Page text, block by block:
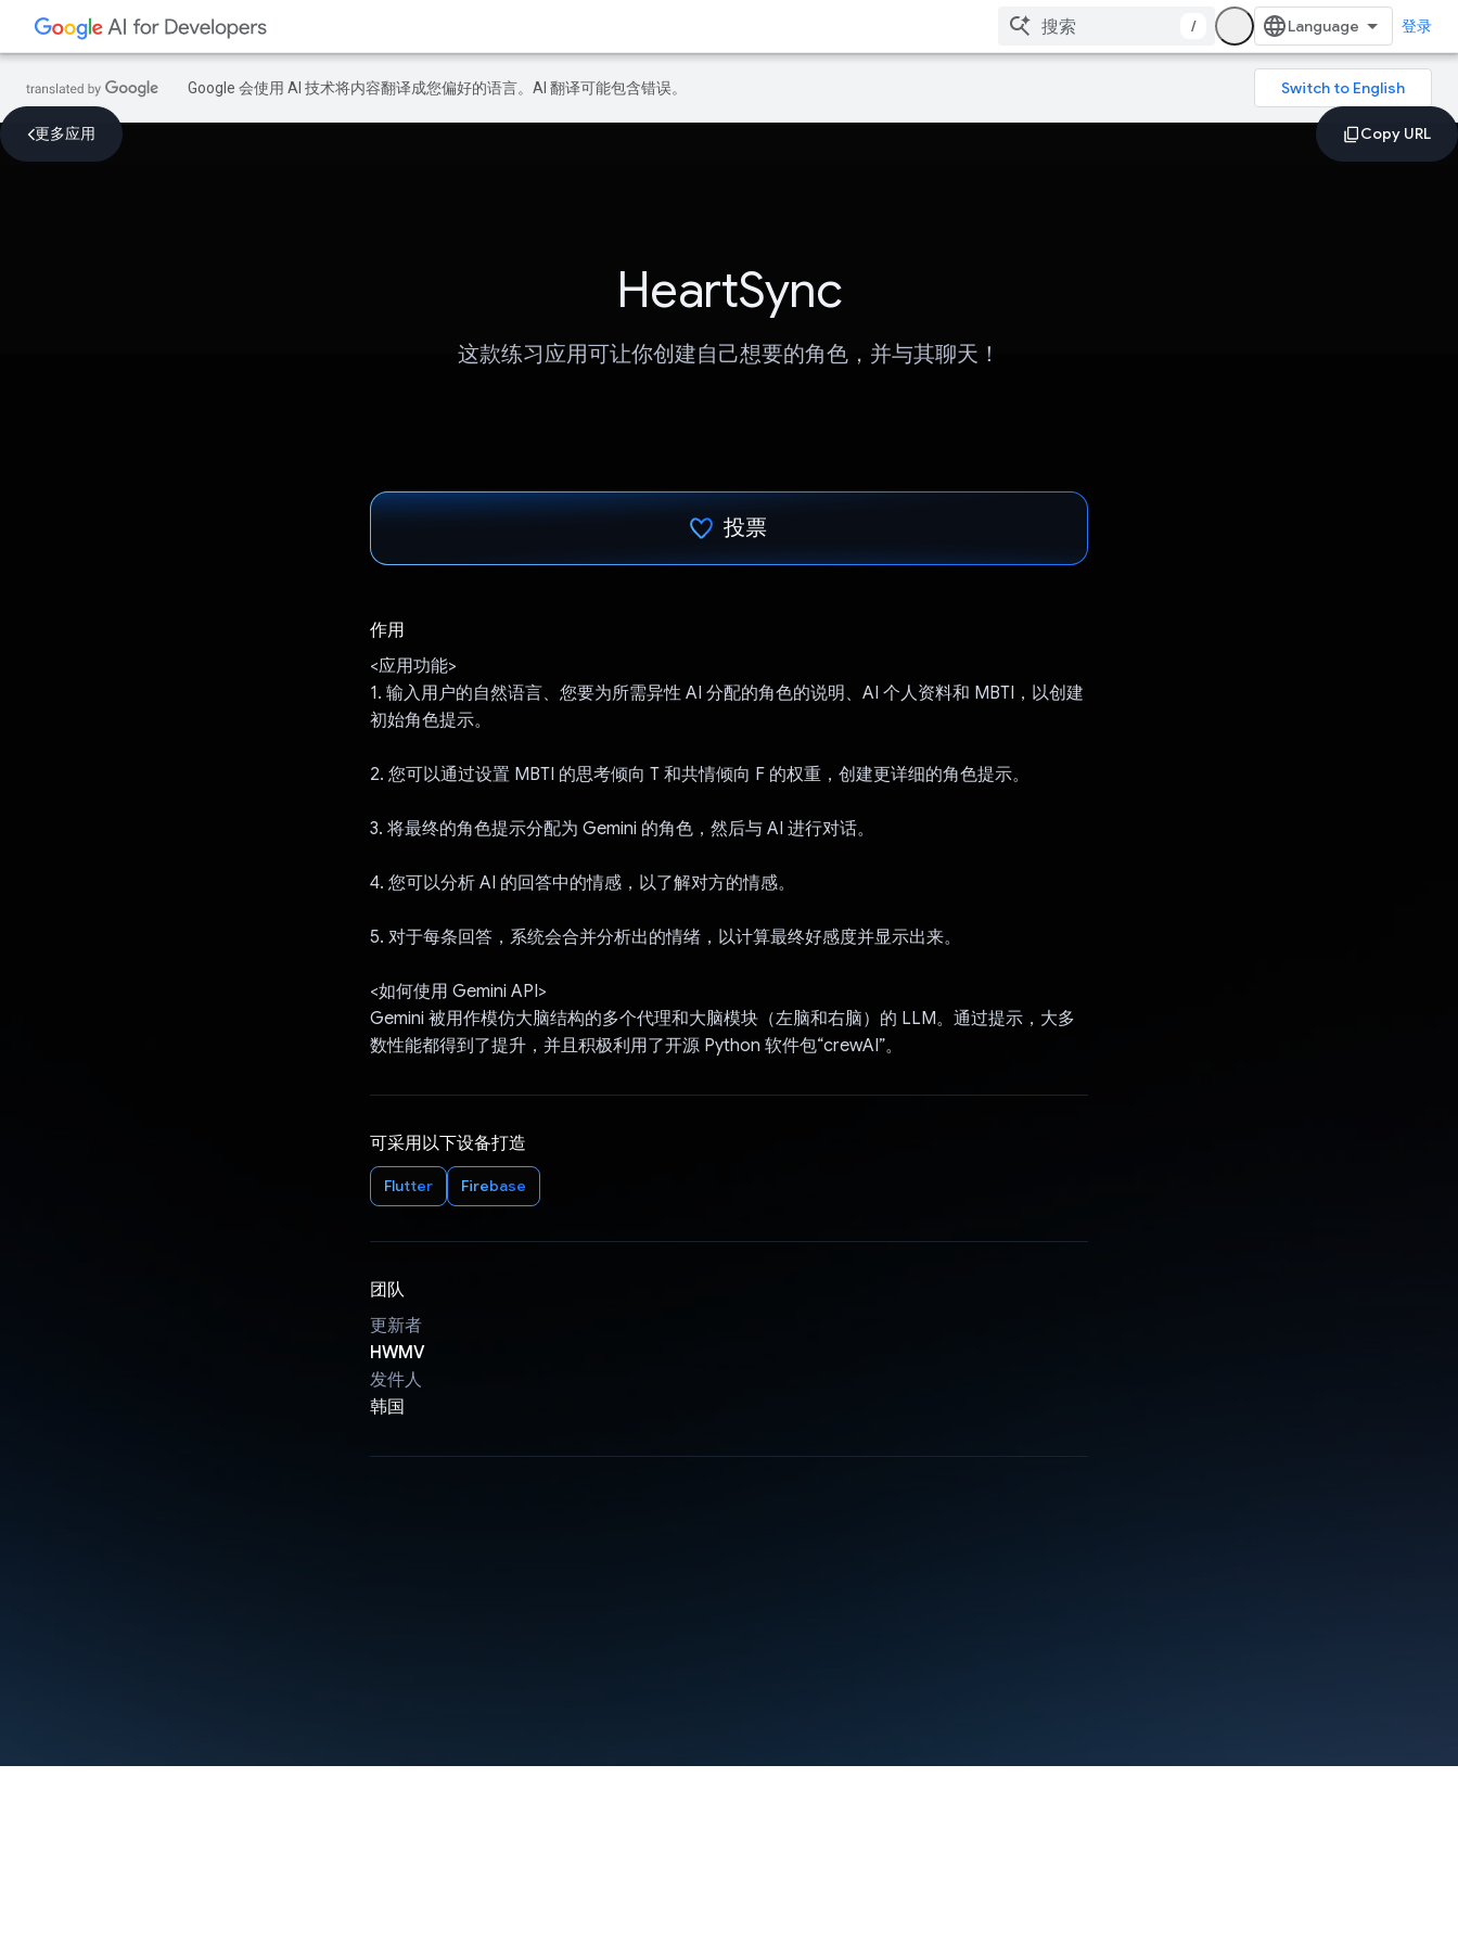
/ 登录
Google 会使用 AI 技术将内容翻译成您偏好的语言。AI 翻译可能包含错误。
更多应用
HeartSync
这款练习应用可让你创建自己想要的角色，并与其聊天！
投票
作用
<应用功能>
1. 输入用户的自然语言、您要为所需异性 AI 分配的角色的说明、AI 个人资料和 MBTI，以创建
初始角色提示。
2. 您可以通过设置 MBTI 的思考倾向 T 和共情倾向 F 的权重，创建更详细的角色提示。
3. 将最终的角色提示分配为 Gemini 的角色，然后与 AI 进行对话。
4. 您可以分析 AI 的回答中的情感，以了解对方的情感。
5. 对于每条回答，系统会合并分析出的情绪，以计算最终好感度并显示出来。
<如何使用 Gemini API>
Gemini 被用作模仿大脑结构的多个代理和大脑模块（左脑和右脑）的 LLM。通过提示，大多
数性能都得到了提升，并且积极利用了开源 Python 软件包“crewAI”。
可采用以下设备打造
Flutter Firebase
团队
更新者
HWMV
发件人
韩国